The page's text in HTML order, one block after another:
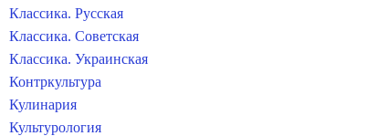
Классика. Русская
Классика. Советская
Классика. Украинская
Контркультура
Кулинария
Культурология